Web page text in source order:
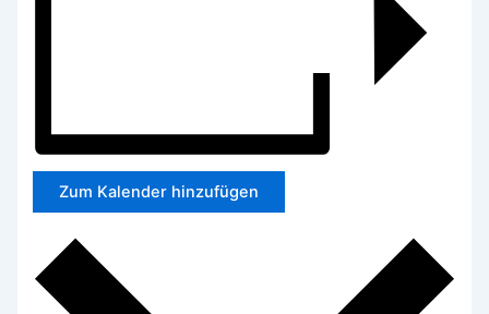
Zum Kalender hinzufügen